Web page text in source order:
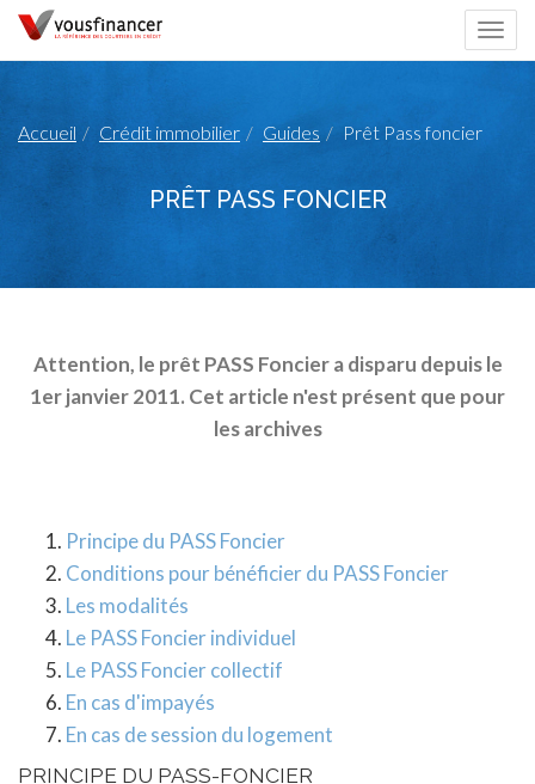
Accueil Crédit immobilier Guides Prêt Pass foncier
PRÊT PASS FONCIER
Attention, le prêt PASS Foncier a disparu depuis le
1er janvier 2011. Cet article n'est présent que pour
les archives
Principe du PASS Foncier
Conditions pour bénéficier du PASS Foncier
Les modalités
Le PASS Foncier individuel
Le PASS Foncier collectif
En cas d'impayés
En cas de session du logement
PRINCIPE DU PASS-FONCIER